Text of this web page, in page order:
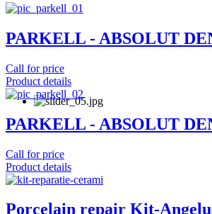
PARKELL - ABSOLUT
Call for price
Product details
PARKELL - ABSOLUT
Call for price
Product details
Porcelain repair Kit-